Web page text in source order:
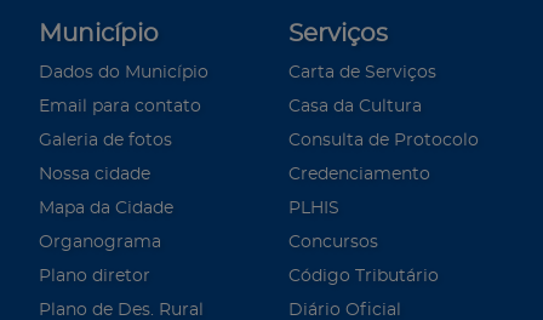
Município
Dados do Município
Email para contato
Galeria de fotos
Nossa cidade
Mapa da Cidade
Organograma
Plano diretor
Plano de Des. Rural
Serviços
Carta de Serviços
Casa da Cultura
Consulta de Protocolo
Credenciamento
PLHIS
Concursos
Código Tributário
Diário Oficial